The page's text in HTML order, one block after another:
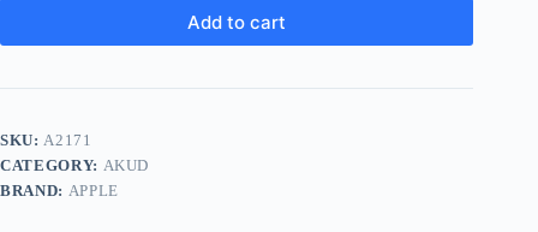
Add to cart
SKU:A2171
CATEGORY: AKUD
BRAND: APPLE